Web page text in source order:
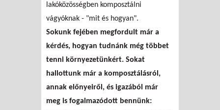
lakóközösségben komposztálni
vágyóknak - "mit és hogyan".
Sokunk fejében megfordult már a
kérdés, hogyan tudnánk még többet
tenni környezetünkért. Sokat
hallottunk már a komposztálásról,
annak előnyeiről, és igazából már
meg is fogalmazódott bennünk: